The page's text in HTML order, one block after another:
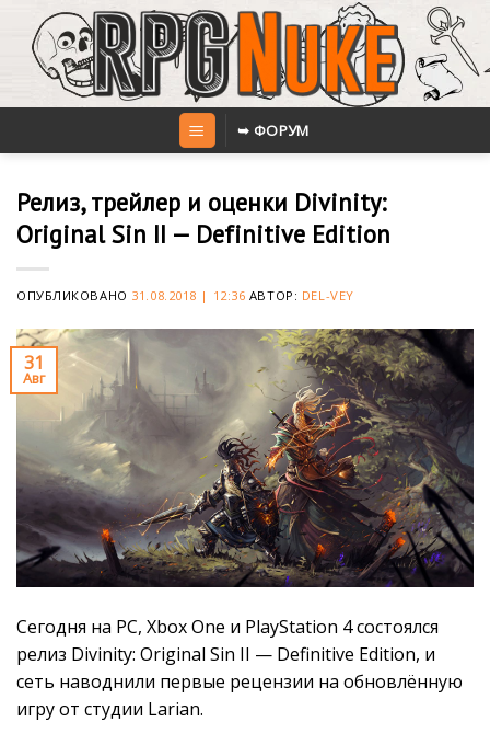
content
➥ ФОРУМ
Релиз, трейлер и оценки Divinity:
Original Sin II — Definitive Edition
ОПУБЛИКОВАНО 31.08.2018 | 12:36 АВТОР: DEL-VEY
31
Авг
Сегодня на PC, Xbox One и PlayStation 4 состоялся
релиз Divinity: Original Sin II — Definitive Edition, и
сеть наводнили первые рецензии на обновлённую
игру от студии Larian.